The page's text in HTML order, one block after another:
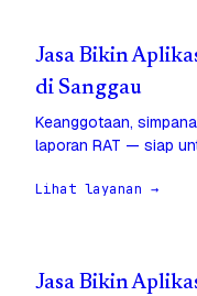
Jasa Bikin
di Sanggau
Keanggotaan,
laporan RAT — siap
Lihat layanan →
Jasa Bikin